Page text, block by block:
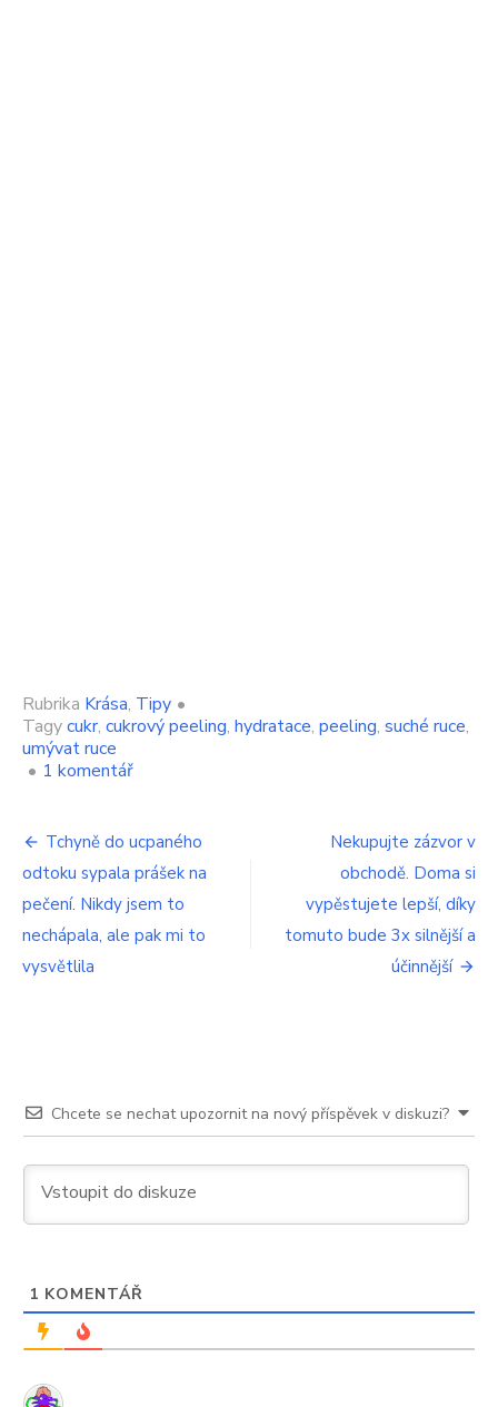
Rubrika Krása, Tipy •
Tagycukr, cukrový peeling, hydratace, peeling, suché ruce,
umývat ruce
• 1 komentářu
názvem
Zahoďte
všechna
mýdla.
Naše
babičky
cukru.
nikdy
neměly
Navigace
pro
příspěvek
Tchyně do ucpaného
odtoku sypala prášek na
pečení. Nikdy jsem to
nechápala, ale pak mi to
vysvětlila
Nekupujte zázvor v
obchodě. Doma si
vypěstujete lepší, díky
tomuto bude 3x silnější a
účinnější
Chcete se nechat upozornit na nový příspěvek v diskuzi?
1 KOMENTÁŘ